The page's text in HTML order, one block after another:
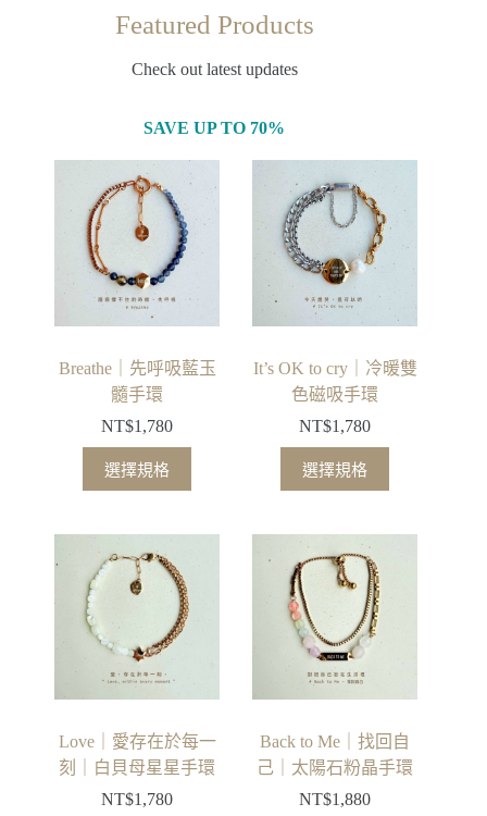
Featured Products
Check out latest updates
SAVE UP TO 70%
Breathe｜先呼吸藍玉
髓手環
NT$1,780
選擇規格
It’s OK to cry｜冷暖雙
色磁吸手環
NT$1,780
選擇規格
Love｜愛存在於每一
刻｜白貝母星星手環
NT$1,780
Back to Me｜找回自
己｜太陽石粉晶手環
NT$1,880